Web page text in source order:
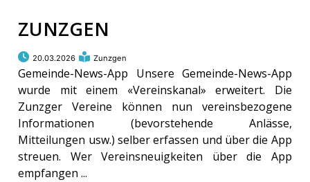
ZUNZGEN
20.03.2026 Zunzgen
Gemeinde-News-App Unsere Gemeinde-News-App
wurde mit einem «Vereinskanal» erweitert. Die
Zunzger Vereine können nun vereinsbezogene
Informationen (bevorstehende Anlässe,
Mitteilungen usw.) selber erfassen und über die App
streuen. Wer Vereinsneuigkeiten über die App
empfangen ...